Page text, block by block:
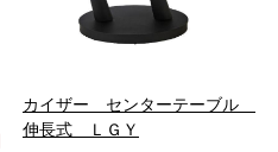
カイザー センターテーブル
伸長式 ＬＧＹ